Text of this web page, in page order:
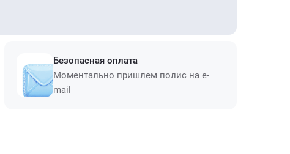
Безопасная оплата
Моментально пришлем полис на e-
mail